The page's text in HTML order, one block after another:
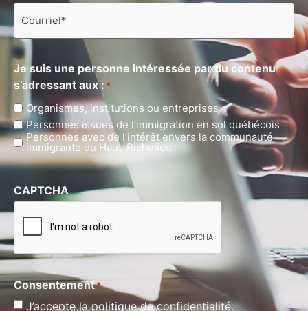
Courriel
Je suis une personne intéressée par du contenu
s’adressant aux : *
Organismes, institutions ou entreprises
Personnes issues de l’immigration en sol québécois
Personnes avec de l’intérêt envers la communauté
immigrante du Haut-Richelieu
CAPTCHA
Consentement*
J’accepte la politique de confidentialité.